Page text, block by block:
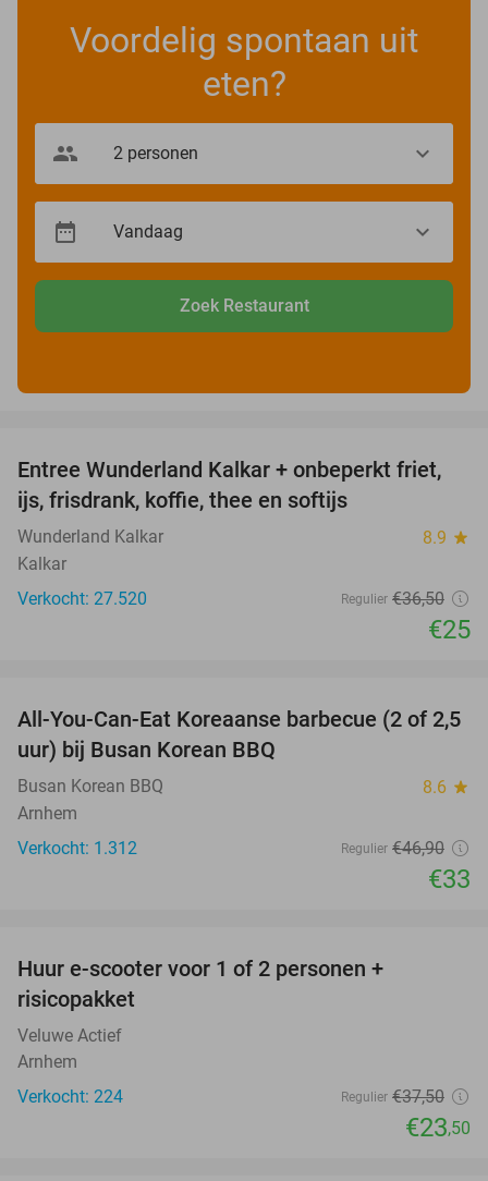
Voordelig spontaan uit
eten?
Zoek Restaurant
32%
Entree Wunderland Kalkar + onbeperkt friet,
ijs, frisdrank, koffie, thee en softijs
Wunderland Kalkar 8.9 star
Kalkar
Verkocht: 27.520
Regulier €36,50
€25
30%
All-You-Can-Eat Koreaanse barbecue (2 of 2,5
uur) bij Busan Korean BBQ
Busan Korean BBQ 8.6 star
Arnhem
Verkocht: 1.312
Regulier €46,90
€33
Huur e-scooter voor 1 of 2 personen +
risicopakket
Veluwe Actief
Arnhem
Verkocht: 224
Regulier €37,50
€23,50